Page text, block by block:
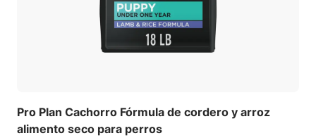
Pro Plan Cachorro Fórmula de cordero y arroz
alimento seco para perros